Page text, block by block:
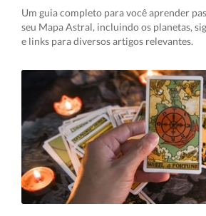
Um guia completo para você aprender
seu Mapa Astral, incluindo os planetas,
e links para diversos artigos relevantes.